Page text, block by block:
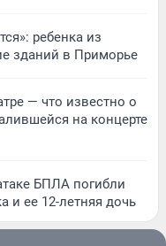
ребенка из
зданий в Приморье
— что известно о
на концерте
БПЛА погибли
и ее 12-летняя дочь